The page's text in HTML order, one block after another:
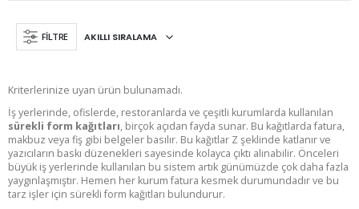
FILTRE
Kriterlerinize uyan ürün bulunamadı.
İş yerlerinde, ofislerde, restoranlarda ve çeşitli kurumlarda kullanılan
sürekli form kağıtları, birçok açıdan fayda sunar. Bu kağıtlarda fatura,
makbuz veya fiş gibi belgeler basılır. Bu kağıtlar Z şeklinde katlanır ve
yazıcıların baskı düzenekleri sayesinde kolayca çıktı alınabilir. Önceleri
büyük iş yerlerinde kullanılan bu sistem artık günümüzde çok daha fazla
yaygınlaşmıştır. Hemen her kurum fatura kesmek durumundadır ve bu
tarz işler için sürekli form kağıtları bulundurur.